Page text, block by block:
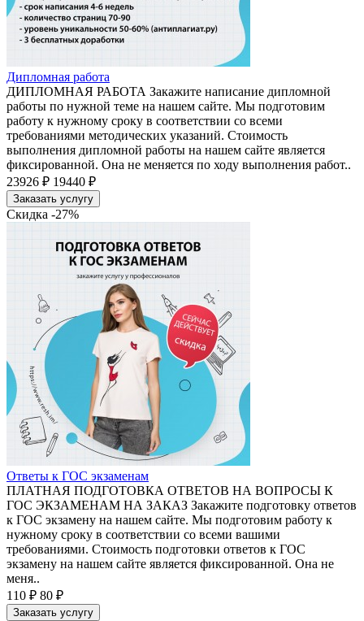
Дипломная работа
ДИПЛОМНАЯ РАБОТА Закажите написание дипломной
работы по нужной теме на нашем сайте. Мы подготовим
работу к нужному сроку в соответствии со всеми
требованиями методических указаний. Стоимость
выполнения дипломной работы на нашем сайте является
фиксированной. Она не меняется по ходу выполнения работ..
23926 ₽ 19440 ₽
Заказать услугу
Скидка -27%
Ответы к ГОС экзаменам
ПЛАТНАЯ ПОДГОТОВКА ОТВЕТОВ НА ВОПРОСЫ К
ГОС ЭКЗАМЕНАМ НА ЗАКАЗ Закажите подготовку ответов
к ГОС экзамену на нашем сайте. Мы подготовим работу к
нужному сроку в соответствии со всеми вашими
требованиями. Стоимость подготовки ответов к ГОС
экзамену на нашем сайте является фиксированной. Она не
меня..
110 ₽ 80 ₽
Заказать услугу